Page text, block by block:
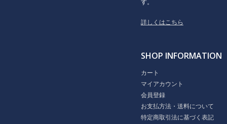
す。
詳しくはこちら
SHOP INFORMATION
カート
マイアカウント
会員登録
お支払方法・送料について
特定商取引法に基づく表記